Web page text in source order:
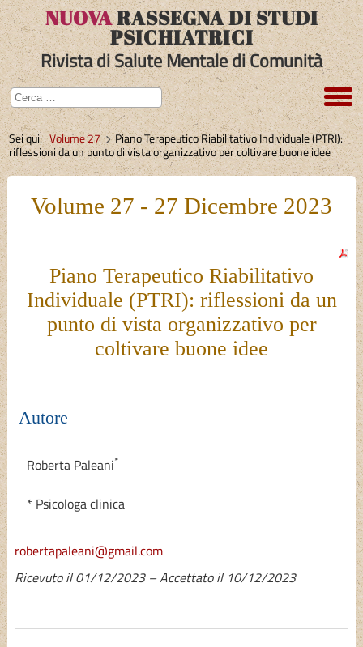
NUOVARASSEGNA DI STUDI
PSICHIATRICI
Rivista di Salute Mentale di Comunità
Sei qui:Volume 27
Piano Terapeutico Riabilitativo Individuale (PTRI):
riflessioni da un punto di vista organizzativo per coltivare buone idee
Volume 27 - 27 Dicembre 2023
Piano Terapeutico Riabilitativo
Individuale (PTRI): riflessioni da un
punto di vista organizzativo per
coltivare buone idee
Autore
Roberta Paleani*
* Psicologa clinica
robertapaleani@gmail.com
Ricevuto il 01/12/2023 – Accettato il 10/12/2023